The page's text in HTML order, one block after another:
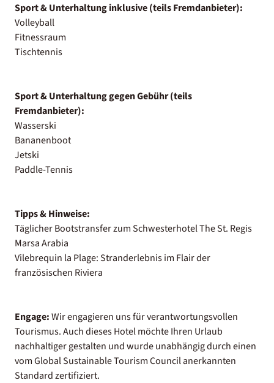
Sport & Unterhaltung inklusive (teils Fremdanbieter):
Volleyball
Fitnessraum
Tischtennis
Sport & Unterhaltung gegen Gebühr (teils
Fremdanbieter):
Wasserski
Bananenboot
Jetski
Paddle-Tennis
Tipps & Hinweise:
Täglicher Bootstransfer zum Schwesterhotel The St. Regis
Marsa Arabia
Vilebrequin la Plage: Stranderlebnis im Flair der
französischen Riviera
Engage:Wir engagieren uns für verantwortungsvollen
Tourismus. Auch dieses Hotel möchte Ihren Urlaub
nachhaltiger gestalten und wurde unabhängig durch einen
vom Global Sustainable Tourism Council anerkannten
Standard zertifiziert.